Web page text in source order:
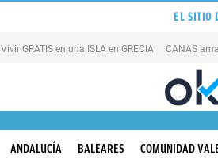
EL SITIO
Vivir GRATIS en una ISLA en GRECIA CANAS
ANDALUCÍA BALEARES COMUNIDAD